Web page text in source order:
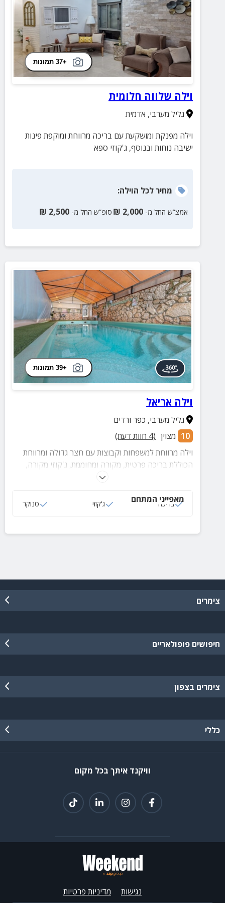
+37 תמונות
וילה שלווה חלומית
גליל מערבי, אדמית
וילה מפנקת ומושקעת עם בריכה מרווחת ומוקפת פינות
ישיבה נוחות ובנוסף, ג'קוזי ספא
מחירלכל הוילה:
אמצ”ש החל מ- 2,000
₪ סופ”ש החל מ- 2,500
₪
+39 תמונות
וילה אריאל
גליל מערבי, כפר ורדים
10 מצוין (
4 חוות דעת)
וילה מרווחת למשפחות וקבוצות עם חצר גדולה ומרווחת
הכוללת בריכה פרטית, מקורה ומחוממת, ג'קוזי מקורה,
שולחנות סנוקר, פינג פונג ועוד.
מאפייני המתחם
בריכה ג‘קוזי סנוקר
צימרים
חיפושים פופולאריים
צימרים בצפון
כללי
וויקנד איתך בכל מקום
נגישות מדיניות פרטיות